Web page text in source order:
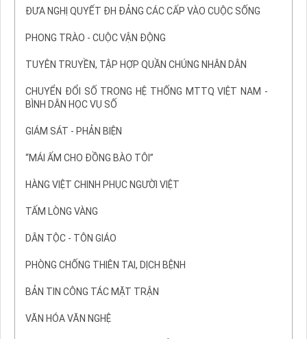
ĐƯA NGHỊ QUYẾT ĐH ĐẢNG CÁC CẤP VÀO CUỘC SỐNG
PHONG TRÀO - CUỘC VẬN ĐỘNG
TUYÊN TRUYỀN, TẬP HỢP QUẦN CHÚNG NHÂN DÂN
CHUYỂN ĐỔI SỐ TRONG HỆ THỐNG MTTQ VIỆT NAM -
BÌNH DÂN HỌC VỤ SỐ
GIÁM SÁT - PHẢN BIỆN
“MÁI ẤM CHO ĐỒNG BÀO TÔI”
HÀNG VIỆT CHINH PHỤC NGƯỜI VIỆT
TẤM LÒNG VÀNG
DÂN TỘC - TÔN GIÁO
PHÒNG CHỐNG THIÊN TAI, DỊCH BỆNH
BẢN TIN CÔNG TÁC MẶT TRẬN
VĂN HÓA VĂN NGHỆ